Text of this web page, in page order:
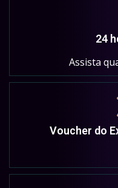
24
Assista
Voucher do